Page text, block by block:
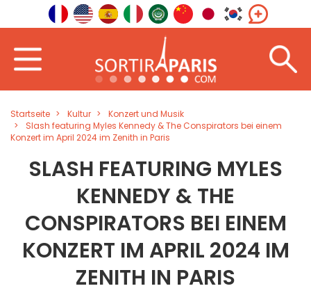
Startseite Kultur
Konzert und Musik
Slash featuring Myles Kennedy & The Conspirators bei einem
Konzert im April 2024 im Zenith in Paris
SLASH FEATURING MYLES
KENNEDY & THE
CONSPIRATORS BEI EINEM
KONZERT IM APRIL 2024 IM
ZENITH IN PARIS